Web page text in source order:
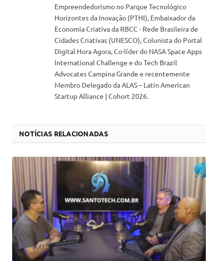
Empreendedorismo no Parque Tecnológico
Horizontes da Inovação (PTHI), Embaixador da
Economia Criativa da RBCC - Rede Brasileira de
Cidades Criativas (UNESCO), Colunista do Portal
Digital Hora Agora, Co-líder do NASA Space Apps
International Challenge e do Tech Brazil
Advocates Campina Grande e recentemente
Membro Delegado da ALAS – Latin American
Startup Alliance | Cohort 2026.
NOTÍCIAS RELACIONADAS